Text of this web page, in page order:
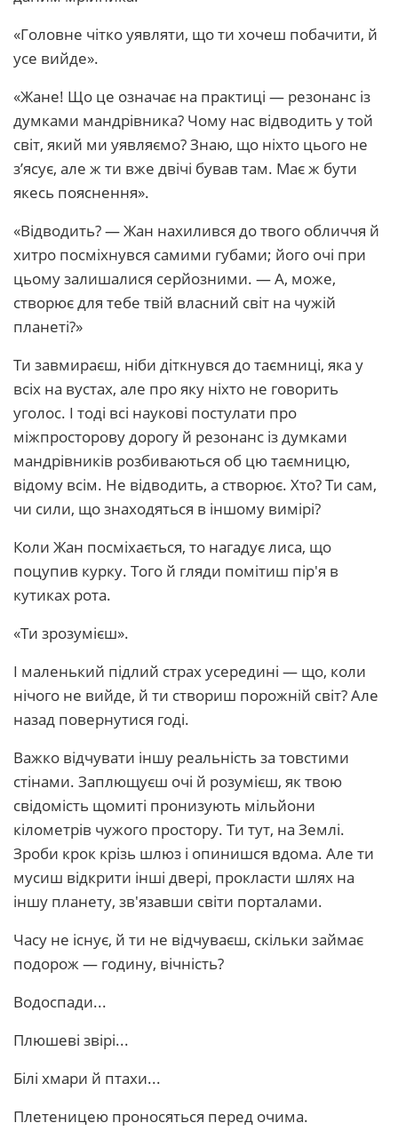
«Головне чітко уявляти, що ти хочеш побачити, й
усе вийде».
«Жане! Що це означає на практиці — резонанс із
думками мандрівника? Чому нас відводить у той
світ, який ми уявляємо? Знаю, що ніхто цього не
з’ясує, але ж ти вже двічі бував там. Має ж бути
якесь пояснення».
«Відводить? — Жан нахилився до твого обличчя й
хитро посміхнувся самими губами; його очі при
цьому залишалися серйозними. — А, може,
створює для тебе твій власний світ на чужій
планеті?»
Ти завмираєш, ніби діткнувся до таємниці, яка у
всіх на вустах, але про яку ніхто не говорить
уголос. І тоді всі наукові постулати про
міжпросторову дорогу й резонанс із думками
мандрівників розбиваються об цю таємницю,
відому всім. Не відводить, а створює. Хто? Ти сам,
чи сили, що знаходяться в іншому вимірі?
Коли Жан посміхається, то нагадує лиса, що
поцупив курку. Того й гляди помітиш пір'я в
кутиках рота.
«Ти зрозумієш».
І маленький підлий страх усередині — що, коли
нічого не вийде, й ти створиш порожній світ? Але
назад повернутися годі.
Важко відчувати іншу реальність за товстими
стінами. Заплющуєш очі й розумієш, як твою
свідомість щомиті пронизують мільйони
кілометрів чужого простору. Ти тут, на Землі.
Зроби крок крізь шлюз і опинишся вдома. Але ти
мусиш відкрити інші двері, прокласти шлях на
іншу планету, зв'язавши світи порталами.
Часу не існує, й ти не відчуваєш, скільки займає
подорож — годину, вічність?
Водоспади...
Плюшеві звірі...
Білі хмари й птахи...
Плетеницею проносяться перед очима.